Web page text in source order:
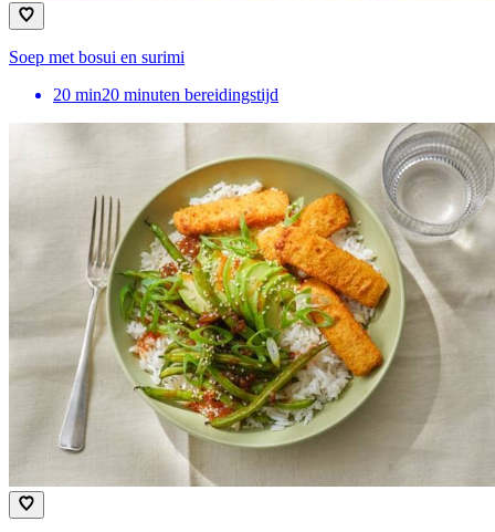
Soep met bosui en surimi
20 min20 minuten bereidingstijd